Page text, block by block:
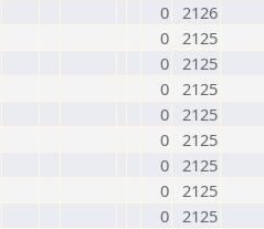
0 2126
0 2125
0 2125
0 2125
0 2125
0 2125
0 2125
0 2125
0 2125